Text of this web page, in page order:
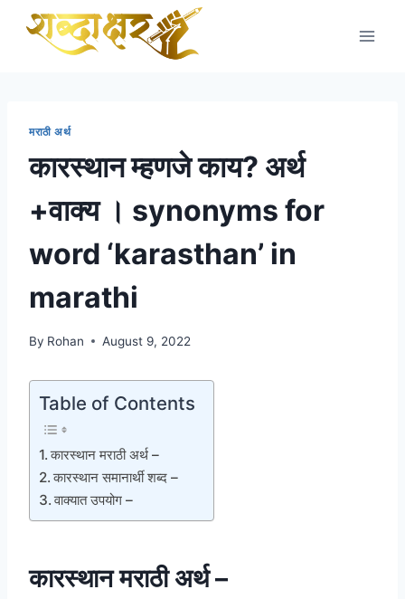
मराठी अर्थ
कारस्थान म्हणजे काय? अर्थ
+वाक्य । synonyms for
word ‘karasthan’ in
marathi
By Rohan August 9, 2022
Table of Contents
कारस्थान मराठी अर्थ –
कारस्थान समानार्थी शब्द –
वाक्यात उपयोग –
कारस्थान मराठी अर्थ –